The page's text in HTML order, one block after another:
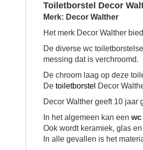
Toiletborstel Decor
Merk: Decor Walther
Het merk Decor Walther
De diverse wc
messing dat is verchroomd.
De chroom laag op deze
De toiletborstel Decor
Decor Walther geeft 10 jaar
In het algemeen kan een
Ook wordt keramiek, glas
In alle gevallen is het